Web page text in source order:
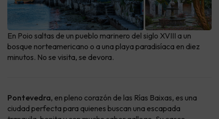
En Poio saltas de un pueblo marinero del siglo XVIII a un
bosque norteamericano o a una playa paradisíaca en diez
minutos. No se visita, se devora.
Pontevedra, en pleno corazón de las Rías Baixas, es una
ciudad perfecta para quienes buscan una escapada